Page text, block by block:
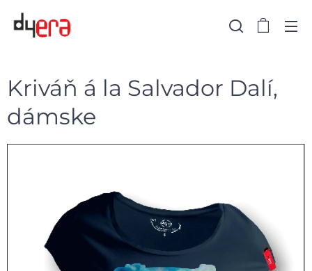
Kriváň á la Salvador Dalí,
dámske